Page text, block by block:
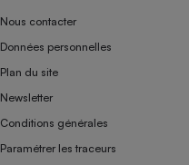
Nous contacter
Données personnelles
Plan du site
Newsletter
Conditions générales
Paramétrer les traceurs